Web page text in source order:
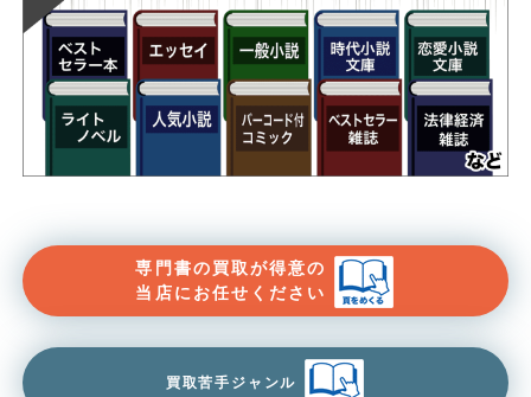
専門書の買取が得意の
当店にお任せください
買取苦手ジャンル